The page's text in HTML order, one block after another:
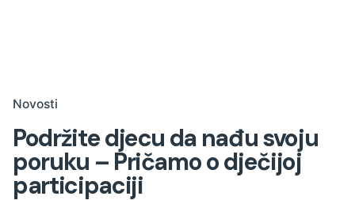
Novosti
Podržite djecu da nađu svoju
poruku – Pričamo o dječijoj
participaciji